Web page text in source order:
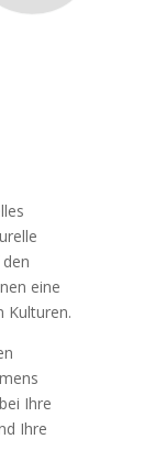
eine
Kulturen.
Ihre
Ihre